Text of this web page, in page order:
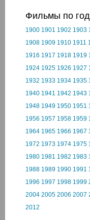
Фильмы по
1900 1901 1902 1903
1908 1909 1910 1911
1916 1917 1918 1919
1924 1925 1926 1927
1932 1933 1934 1935
1940 1941 1942 1943
1948 1949 1950 1951
1956 1957 1958 1959
1964 1965 1966 1967
1972 1973 1974 1975
1980 1981 1982 1983
1988 1989 1990 1991
1996 1997 1998 1999
2004 2005 2006 2007
2012